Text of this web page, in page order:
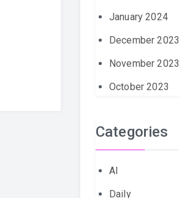
January 2024
December 2023
November 2023
October 2023
Categories
AI
Daily